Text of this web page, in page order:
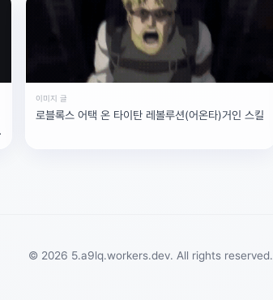
이미지 글
로블록스 어택 온 타이탄 레볼루션(어온타)거인 스킬
© 2026 5.a9lq.workers.dev. All rights reserved.